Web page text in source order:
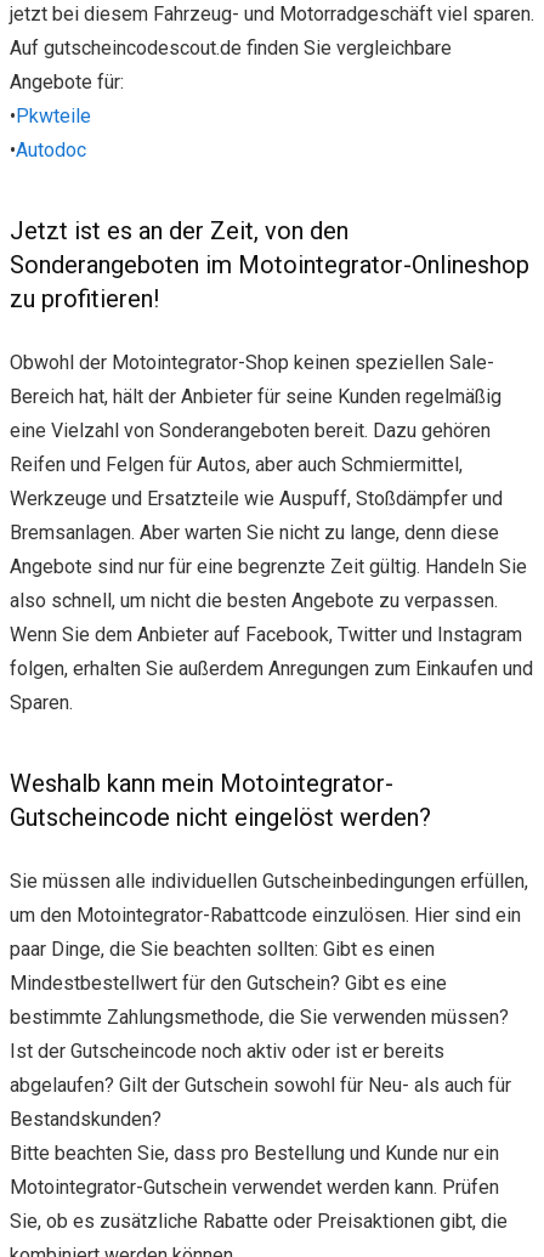
jetzt bei diesem Fahrzeug- und Motorradgeschäft viel sparen.
Auf gutscheincodescout.de finden Sie vergleichbare
Angebote für:
•Pkwteile
•Autodoc
Jetzt ist es an der Zeit, von den
Sonderangeboten im Motointegrator-Onlineshop
zu profitieren!
Obwohl der Motointegrator-Shop keinen speziellen Sale-
Bereich hat, hält der Anbieter für seine Kunden regelmäßig
eine Vielzahl von Sonderangeboten bereit. Dazu gehören
Reifen und Felgen für Autos, aber auch Schmiermittel,
Werkzeuge und Ersatzteile wie Auspuff, Stoßdämpfer und
Bremsanlagen. Aber warten Sie nicht zu lange, denn diese
Angebote sind nur für eine begrenzte Zeit gültig. Handeln Sie
also schnell, um nicht die besten Angebote zu verpassen.
Wenn Sie dem Anbieter auf Facebook, Twitter und Instagram
folgen, erhalten Sie außerdem Anregungen zum Einkaufen und
Sparen.
Weshalb kann mein Motointegrator-
Gutscheincode nicht eingelöst werden?
Sie müssen alle individuellen Gutscheinbedingungen erfüllen,
um den Motointegrator-Rabattcode einzulösen. Hier sind ein
paar Dinge, die Sie beachten sollten: Gibt es einen
Mindestbestellwert für den Gutschein? Gibt es eine
bestimmte Zahlungsmethode, die Sie verwenden müssen?
Ist der Gutscheincode noch aktiv oder ist er bereits
abgelaufen? Gilt der Gutschein sowohl für Neu- als auch für
Bestandskunden?
Bitte beachten Sie, dass pro Bestellung und Kunde nur ein
Motointegrator-Gutschein verwendet werden kann. Prüfen
Sie, ob es zusätzliche Rabatte oder Preisaktionen gibt, die